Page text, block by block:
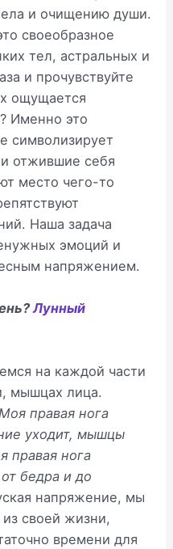
и очищению души.
своеобразное
тел, астральных и
и прочувствуйте
ощущается
Именно это
символизирует
отжившие себя
место чего-то
Наша задача
эмоций и
напряжением.
Лунный
на каждой части
мышцах лица.
правая нога
уходит, мышцы
правая нога
бедра и до
напряжение, мы
своей жизни,
времени для